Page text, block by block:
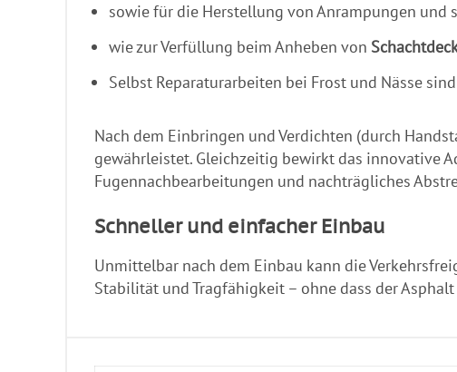
sowie für die Herstellung von Anrampungen und
wie zur Verfüllung beim Anheben von
Selbst Reparaturarbeiten bei Frost und Nässe
Nach dem Einbringen und Verdichten (durch
gewährleistet. Gleichzeitig bewirkt das innovative
Fugennachbearbeitungen und nachträgliches
Schneller und einfacher Einbau
Unmittelbar nach dem Einbau kann die
Stabilität und Tragfähigkeit – ohne dass der